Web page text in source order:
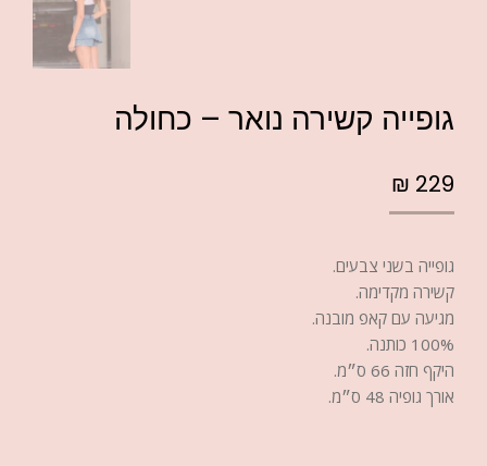
גופייה קשירה נואר – כחולה
₪ 229
גופייה בשני צבעים.
קשירה מקדימה.
מגיעה עם קאפ מובנה.
100% כותנה.
היקף חזה 66 ס״מ.
אורך גופיה 48 ס״מ.